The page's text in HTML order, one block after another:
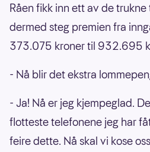
Råen fikk inn ett av de
dermed steg premien fra
373.075 kroner til 932.695
- Nå blir det ekstra
- Ja! Nå er jeg kjempeglad.
flotteste telefonene jeg har
feire dette. Nå skal vi kose